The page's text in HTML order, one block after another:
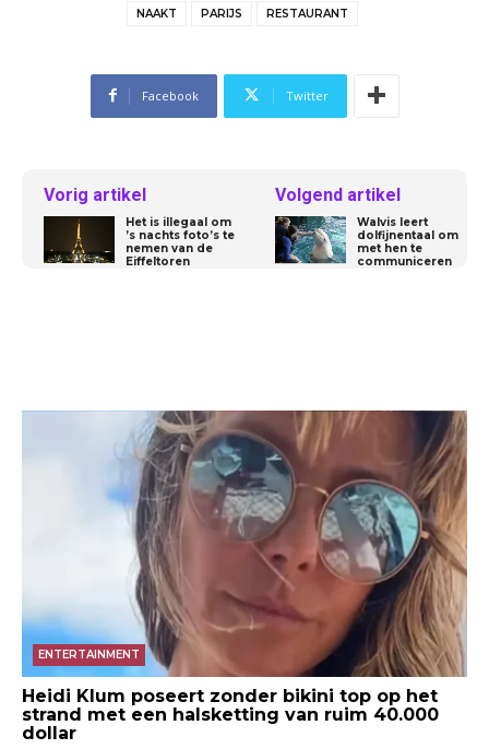
NAAKT PARIJS RESTAURANT
Facebook Twitter
Vorig artikel
Het is illegaal om
’s nachts foto’s te
nemen van de
Eiffeltoren
Volgend artikel
Walvis leert
dolfijnentaal om
met hen te
communiceren
ENTERTAINMENT
Heidi Klum poseert zonder bikini top op het
strand met een halsketting van ruim 40.000
dollar